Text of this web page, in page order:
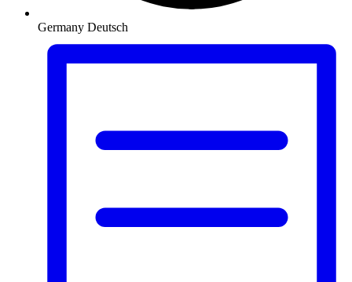
Germany Deutsch